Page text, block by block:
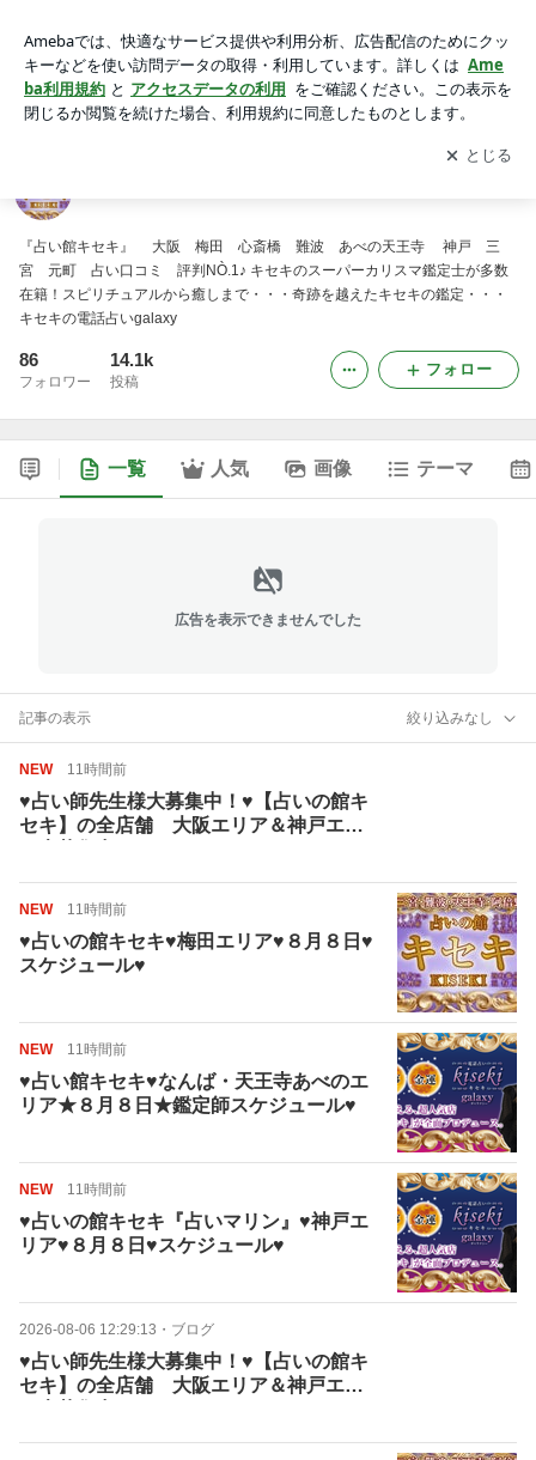
アプリをダウンロードして ブログの更新通知
を受け取りまし
ょう。
開く
『占い館キセキ』 大阪 梅田 心斎橋 難波 あべの天王寺 神戸 三
宮 元町 占い口コミ 評判NÒ.1♪ キセキのスーパーカリスマ鑑定士が多数
在籍！スピリチュアルから癒しまで・・・奇跡を越えたキセキの鑑定・・・
キセキの電話占いgalaxy
86
フォロワー
14.1k
投稿
フォロー
一覧 人気 画像 テーマ
広告を表示できませんでした
記事の表示 絞り込みなし
NEW 11時間前
♥占い師先生様大募集中！♥【占いの館キ
セキ】の全店舗 大阪エリア＆神戸エリ
NEW 11時間前
♥占いの館キセキ♥梅田エリア♥８月８日♥
スケジュール♥
NEW 11時間前
♥占い館キセキ♥なんば・天王寺あべのエ
リア★８月８日★鑑定師スケジュール♥
NEW 11時間前
♥占いの館キセキ『占いマリン』♥神戸エ
リア♥８月８日♥スケジュール♥
2026-08-06 12:29:13 ・ ブログ
♥占い師先生様大募集中！♥【占いの館キ
セキ】の全店舗 大阪エリア＆神戸エリ